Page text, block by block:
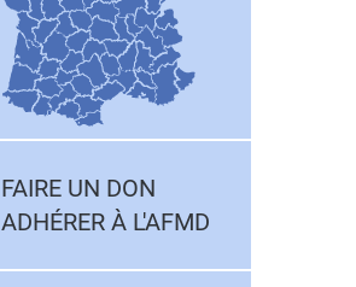
FAIRE UN DON
ADHÉRER À L'AFMD